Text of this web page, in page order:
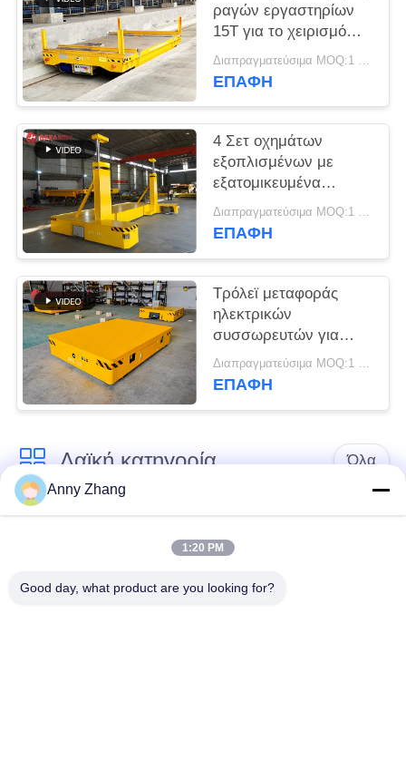
PRIVACY
POLICY
ραγών εργαστηρίων
15T για το χειρισμό
σωλήνων χάλυβα
Διαπραγματεύσιμα MOQ:1 σύνολο/σύνολα
ΕΠΑΦΉ
4 Σετ οχημάτων
εξοπλισμένων με
εξατομικευμένα
βαγόνια
σιδηροδρομικής
Διαπραγματεύσιμα MOQ:1 set/sets
ΕΠΑΦΉ
Τρόλεϊ μεταφοράς
ηλεκτρικών
συσσωρευτών για
εργοστάσιο
μηχανημάτων
Διαπραγματεύσιμα MOQ:1 Σετ/Σετ
ΕΠΑΦΉ
Λαϊκή κατηγορία Όλα
κάρρο μεταφοράς
trackless κάρρο
μεταφοράς
κάρρο μεταφοράς
AGV αυτόματο
Anny Zhang
1:20 PM
Good day, what product are you looking for?